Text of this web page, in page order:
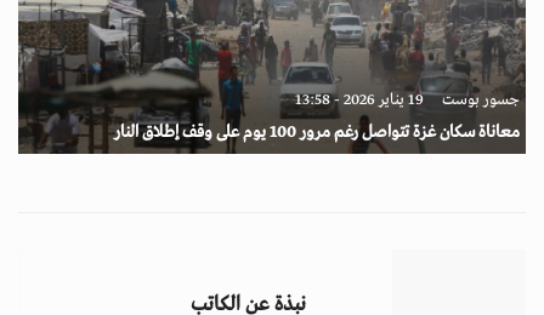
جسور بوست 19 يناير 2026 - 13:58
معاناة سكان غزة تتواصل رغم مرور 100 يوم على وقف إطلاق النار
نبذة عن الكاتب